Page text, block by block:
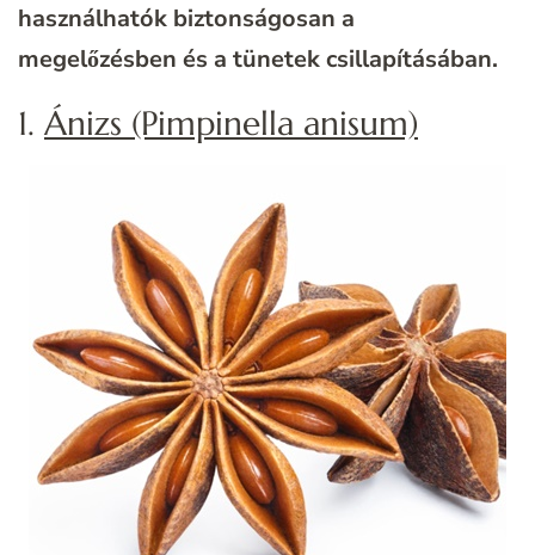
használhatók biztonságosan a
megelőzésben és a tünetek csillapításában.
1. Ánizs (Pimpinella anisum)